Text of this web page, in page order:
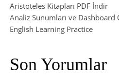
Aristoteles Kitapları PDF İndir
Analiz Sunumları ve Dashboard
English Learning Practice
Son Yorumlar